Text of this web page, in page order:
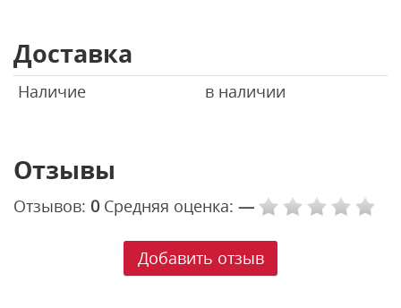
Доставка
Наличие в наличии
Отзывы
Отзывов: 0 Средняя оценка: —
Добавить отзыв